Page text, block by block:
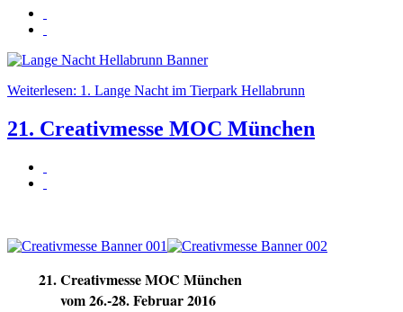
Weiterlesen: 1. Lange Nacht im Tierpark Hellabrunn
21. Creativmesse MOC München
21. Creativmesse MOC München
vom 26.-28. Februar 2016